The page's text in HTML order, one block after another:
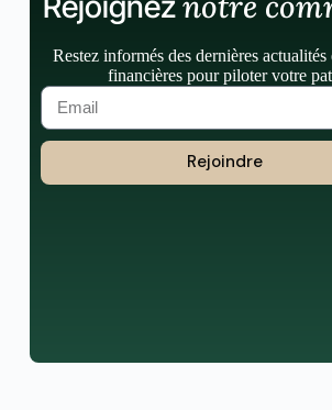
Restez informés des dernières
financières pour piloter votre
Rejoindre